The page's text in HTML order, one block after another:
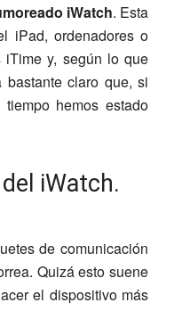
iWatch. Esta
iPad, ordenadores o
y, según lo que
claro que, si
hemos estado
iWatch.
de comunicación
Quizá esto suene
el dispositivo más